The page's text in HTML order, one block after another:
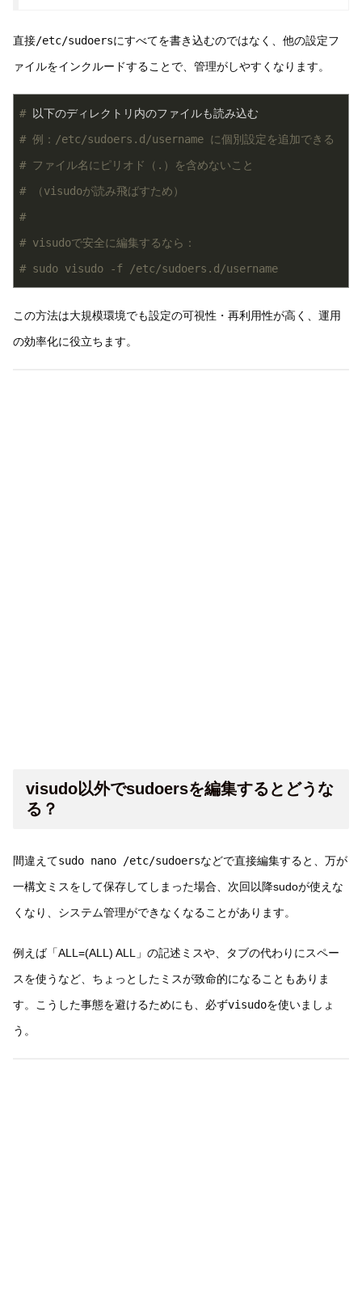
直接/etc/sudoersにすべてを書き込むのではなく、他の設定フ
ァイルをインクルードすることで、管理がしやすくなります。
# 以下のディレクトリ内のファイルも読み込む
# 例：/etc/sudoers.d/username に個別設定を追加できる
# ファイル名にピリオド（.）を含めないこと
# （visudoが読み飛ばすため）
#
# visudoで安全に編集するなら：
# sudo visudo -f /etc/sudoers.d/username
この方法は大規模環境でも設定の可視性・再利用性が高く、運用
の効率化に役立ちます。
visudo以外でsudoersを編集するとどうな
る？
間違えてsudo nano /etc/sudoersなどで直接編集すると、万が
一構文ミスをして保存してしまった場合、次回以降sudoが使えな
くなり、システム管理ができなくなることがあります。
例えば「ALL=(ALL) ALL」の記述ミスや、タブの代わりにスペー
スを使うなど、ちょっとしたミスが致命的になることもありま
す。こうした事態を避けるためにも、必ずvisudoを使いましょ
う。